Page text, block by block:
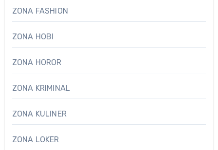
ZONA FASHION
ZONA HOBI
ZONA HOROR
ZONA KRIMINAL
ZONA KULINER
ZONA LOKER